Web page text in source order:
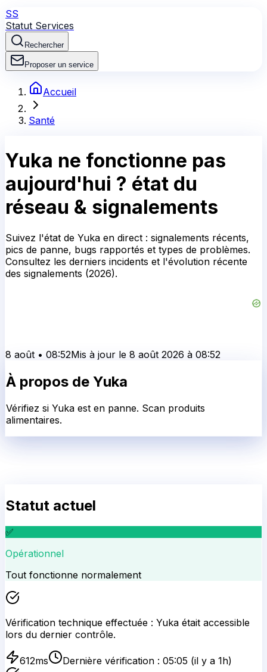
SS
Statut Services
Rechercher
Proposer un service
Accueil
Santé
Yuka ne fonctionne pas
aujourd'hui ? état du
réseau & signalements
Suivez l'état de Yuka en direct : signalements récents,
pics de panne, bugs rapportés et types de problèmes.
Consultez les derniers incidents et l'évolution récente
des signalements (2026).
8 août • 08:52Mis à jour le 8 août 2026 à 08:52
À propos de Yuka
Vérifiez si Yuka est en panne. Scan produits
alimentaires.
Statut actuel
✅
Opérationnel
Tout fonctionne normalement
Vérification technique effectuée : Yuka était accessible
lors du dernier contrôle.
612ms Dernière vérification : 05:05 (il y a 1h)